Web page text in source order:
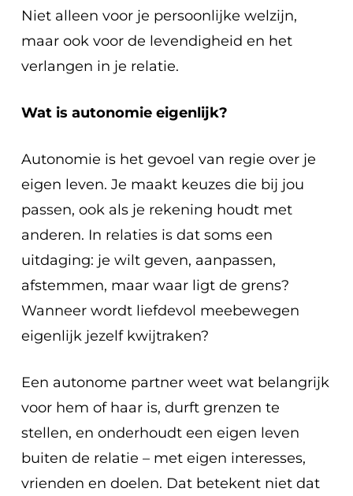
Niet alleen voor je persoonlijke welzijn,
maar ook voor de levendigheid en het
verlangen in je relatie.
Wat is autonomie eigenlijk?
Autonomie is het gevoel van regie over je
eigen leven. Je maakt keuzes die bij jou
passen, ook als je rekening houdt met
anderen. In relaties is dat soms een
uitdaging: je wilt geven, aanpassen,
afstemmen, maar waar ligt de grens?
Wanneer wordt liefdevol meebewegen
eigenlijk jezelf kwijtraken?
Een autonome partner weet wat belangrijk
voor hem of haar is, durft grenzen te
stellen, en onderhoudt een eigen leven
buiten de relatie – met eigen interesses,
vrienden en doelen. Dat betekent niet dat